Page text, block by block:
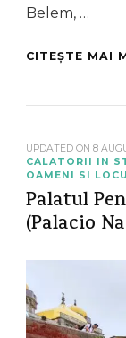
Belem, …
CITEȘTE MAI
UPDATED ON 8
CALATORII IN
OAMENI SI
Palatul
(Palacio